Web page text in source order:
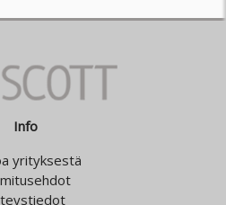
Info
yrityksestä